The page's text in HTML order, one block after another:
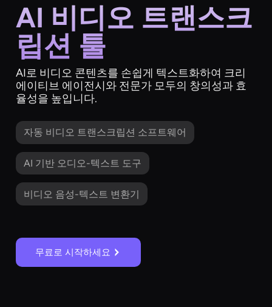
AI 비디오 트랜스크
립션 툴
AI로 비디오 콘텐츠를 손쉽게 텍스트화하여 크리
에이티브 에이전시와 전문가 모두의 창의성과 효
율성을 높입니다.
자동 비디오 트랜스크립션 소프트웨어
AI 기반 오디오-텍스트 도구
비디오 음성-텍스트 변환기
무료로 시작하세요